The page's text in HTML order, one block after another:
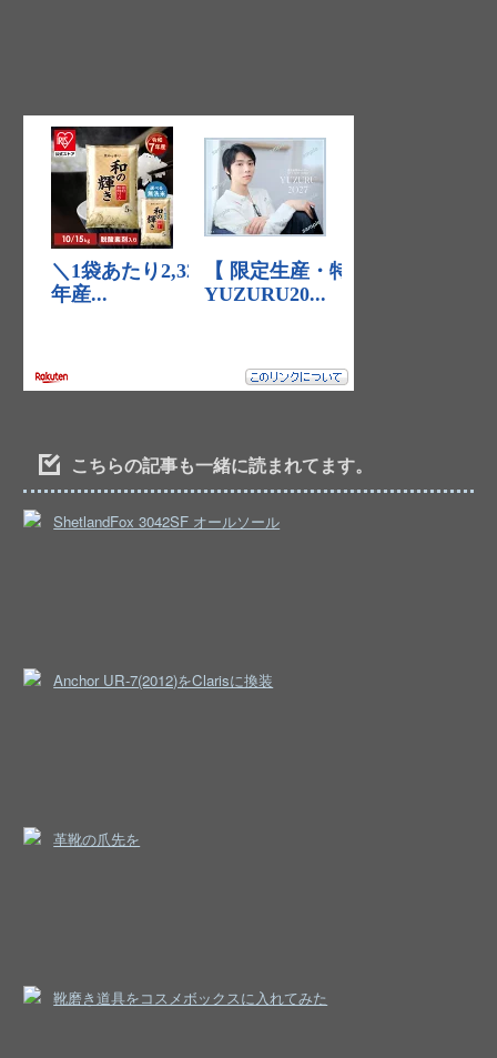
こちらの記事も一緒に読まれてます。
ShetlandFox 3042SF オールソール
Anchor UR-7(2012)をClarisに換装
革靴の爪先を
靴磨き道具をコスメボックスに入れてみた